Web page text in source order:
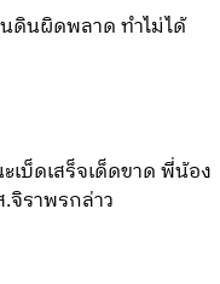
ดินผิดพลาด ทำไม่ได้
บ็ดเสร็จเด็ดขาด พี่น้อง
จิราพรกล่าว